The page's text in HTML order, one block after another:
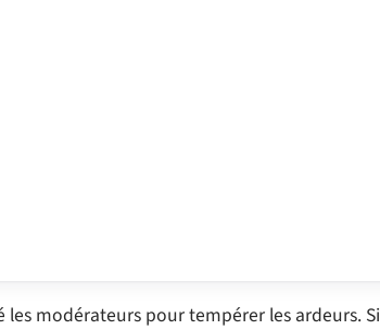
modérateurs pour tempérer les ardeurs. Si